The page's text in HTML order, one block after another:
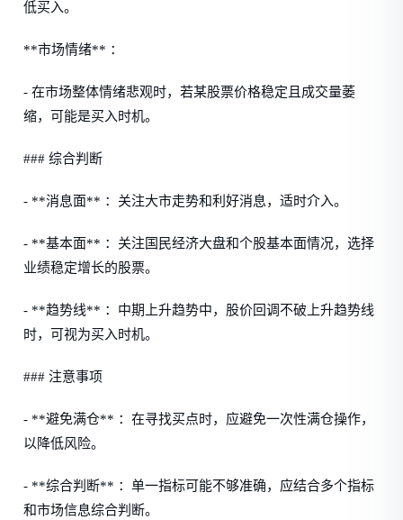
低买入。
**市场情绪** ：
- 在市场整体情绪悲观时，若某股票价格稳定且成交量萎
缩，可能是买入时机。
### 综合判断
- **消息面** ：关注大市走势和利好消息，适时介入。
- **基本面** ：关注国民经济大盘和个股基本面情况，选择
业绩稳定增长的股票。
- **趋势线** ：中期上升趋势中，股价回调不破上升趋势线
时，可视为买入时机。
### 注意事项
- **避免满仓** ：在寻找买点时，应避免一次性满仓操作，
以降低风险。
- **综合判断** ：单一指标可能不够准确，应结合多个指标
和市场信息综合判断。